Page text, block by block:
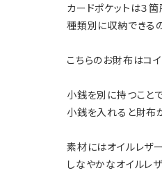
カードポケットは３箇
種類別に収納できる
こちらのお財布はコ
小銭を別に持つこと
小銭を入れると財布
素材にはオイルレザ
しなやかなオイルレ